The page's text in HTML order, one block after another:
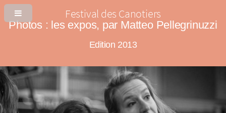
Festival des Canotiers
Photos : les expos, par Matteo Pellegrinuzzi
Edition 2013